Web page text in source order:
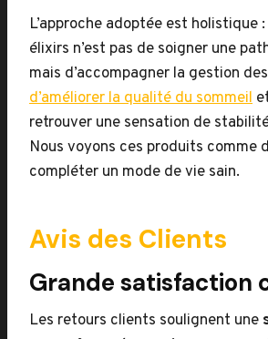
L’approche adoptée est holistique
élixirs n’est pas de soigner une
mais d’accompagner la gestion
d’améliorer la qualité du sommeil
retrouver une sensation de
Nous voyons ces produits comme
compléter un mode de vie sain.
Avis des Clients
Grande satisfaction
Les retours clients soulignent une